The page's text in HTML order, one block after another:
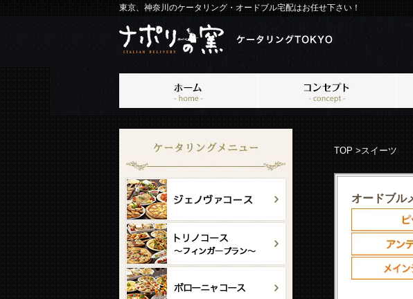
東京、神奈川のケータリング・オードブル宅配はお任せ下さい！
TOP >スイーツ
オードブル